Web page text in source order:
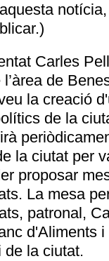
Carles
de
la creació
de la
la ciutat per
proposar
La mesa
patronal,
d'Aliments
de la ciutat.